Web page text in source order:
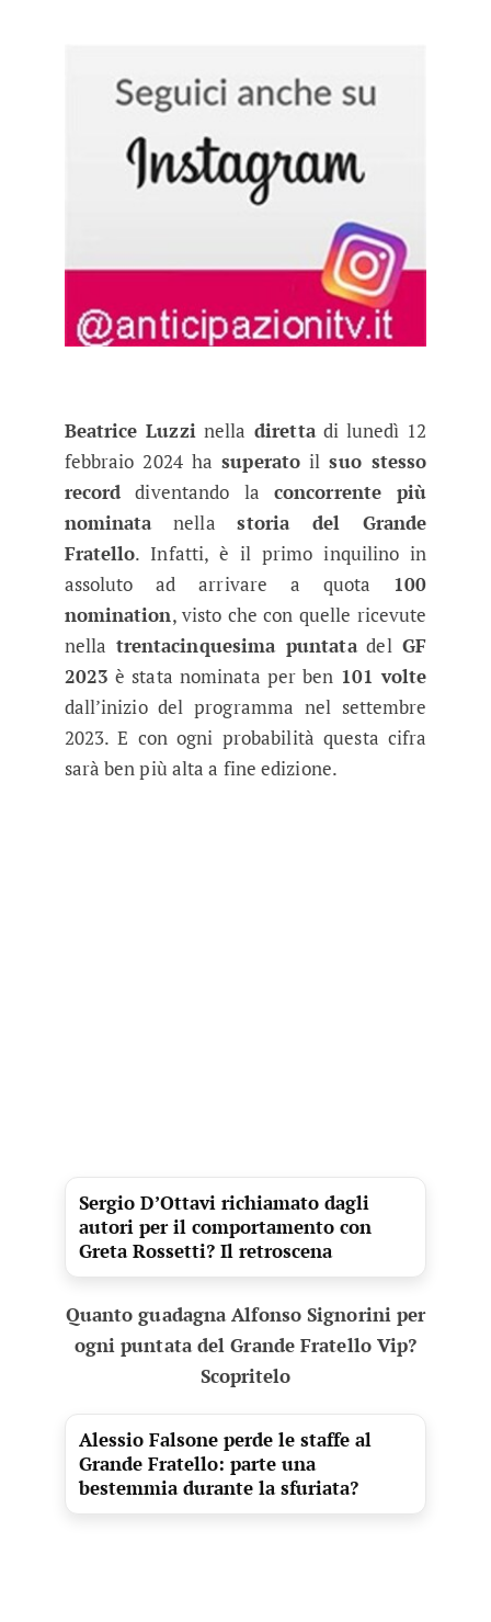
Beatrice Luzzinella direttadi lunedì 12
febbraio 2024 hasuperato ilsuo stesso
record diventando la concorrente più
nominatanellastoria del Grande
Fratello. Infatti, è il primo inquilino in
assoluto ad arrivare a quota 100
nomination, visto che con quelle ricevute
nella trentacinquesima puntatadelGF
2023 è stata nominata per ben 101 volte
dall’inizio del programma nel settembre
2023. E con ogni probabilità questa cifra
sarà ben più alta a fine edizione.
Sergio D’Ottavi richiamato dagli
autori per il comportamento con
Greta Rossetti? Il retroscena
Quanto guadagna Alfonso Signorini per
ogni puntata del Grande Fratello Vip?
Scopritelo
Alessio Falsone perde le staffe al
Grande Fratello: parte una
bestemmia durante la sfuriata?